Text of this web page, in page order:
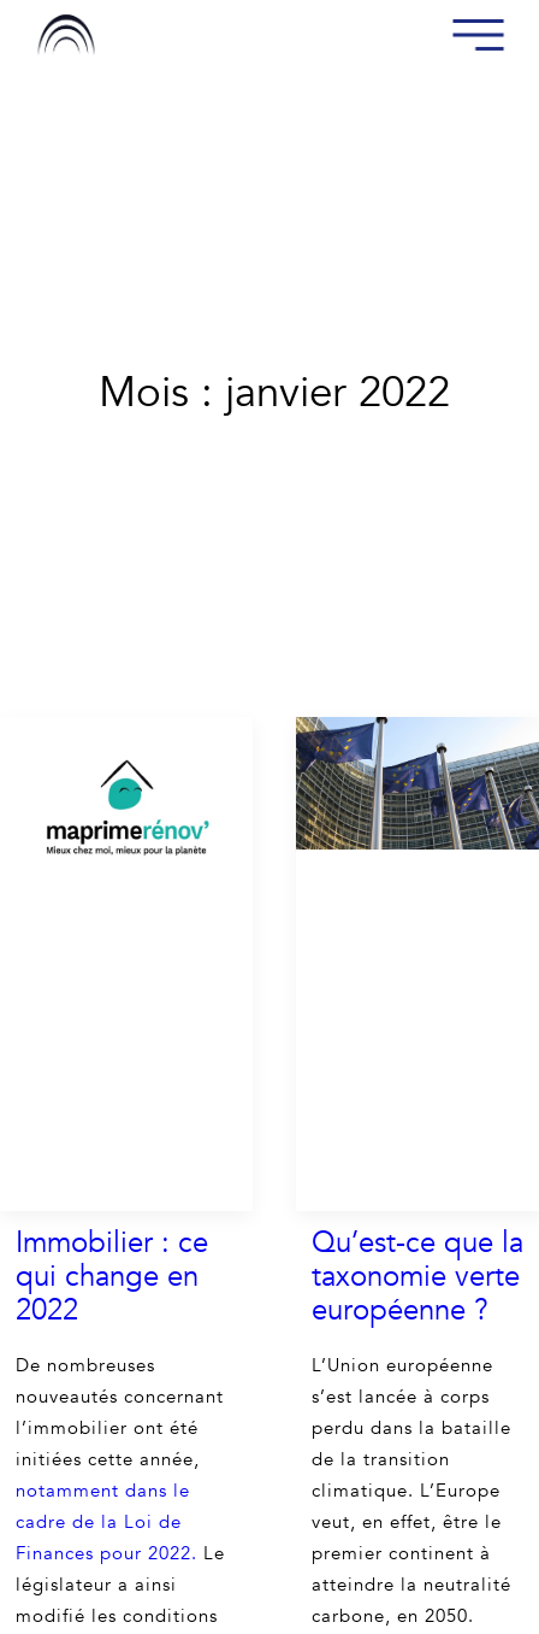
Mois : janvier 2022
Immobilier : ce
qui change en
2022
De nombreuses
nouveautés concernant
l’immobilier ont été
initiées cette année,
notamment dans le
cadre de la Loi de
Finances pour 2022. Le
législateur a ainsi
modifié les conditions
Qu’est-ce que la
taxonomie verte
européenne ?
L’Union européenne
s’est lancée à corps
perdu dans la bataille
de la transition
climatique. L’Europe
veut, en effet, être le
premier continent à
atteindre la neutralité
carbone, en 2050.